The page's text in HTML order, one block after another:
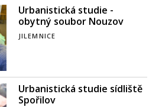
Urbanistická studie -
obytný soubor Nouzov
JILEMNICE
Urbanistická studie sídliště
Spořilov